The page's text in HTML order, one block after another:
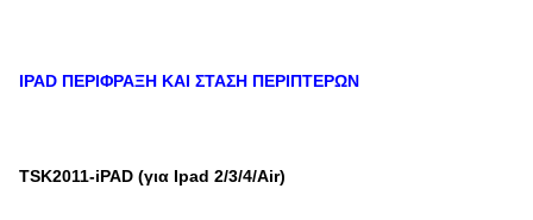
IPAD ΠΕΡΙΦΡΑΞΗ ΚΑΙ ΣΤΑΣΗ ΠΕΡΙΠΤΕΡΩΝ
TSK2011-iPAD (για Ipad 2/3/4/Air)